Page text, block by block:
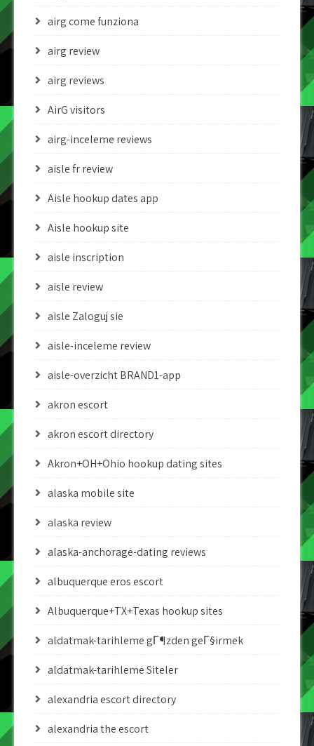
airg come funziona
airg review
airg reviews
AirG visitors
airg-inceleme reviews
aisle fr review
Aisle hookup dates app
Aisle hookup site
aisle inscription
aisle review
aisle Zaloguj sie
aisle-inceleme review
aisle-overzicht BRAND1-app
akron escort
akron escort directory
Akron+OH+Ohio hookup dating sites
alaska mobile site
alaska review
alaska-anchorage-dating reviews
albuquerque eros escort
Albuquerque+TX+Texas hookup sites
aldatmak-tarihleme gГ¶zden geГ§irmek
aldatmak-tarihleme Siteler
alexandria escort directory
alexandria the escort